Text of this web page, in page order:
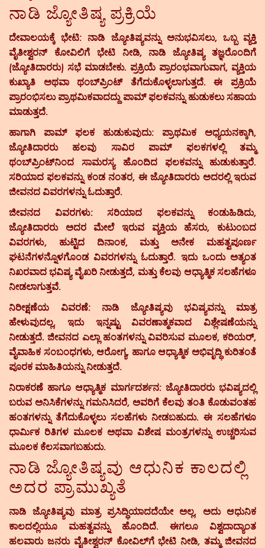
ನಾಡಿ ಜ್ಯೋತಿಷ್ಯ ಪ್ರಕ್ರಿಯೆ
ದೇವಾಲಯಕ್ಕೆ ಭೇಟಿ: ನಾಡಿ ಜ್ಯೋತಿಷ್ಯವನ್ನು ಅನುಭವಿಸಲು, ಒಬ್ಬ ವ್ಯಕ್ತಿ
ವೈತೀಶ್ವರನ್ ಕೋವಿಲಿಗೆ ಭೇಟಿ ನೀಡಿ, ನಾಡಿ ಜ್ಯೋತಿಷ್ಯ ತಜ್ಞರೊಂದಿಗೆ
(ಜ್ಯೋತಿದಾರರು) ಸಭೆ ಮಾಡಬೇಕು. ಪ್ರಕ್ರಿಯೆ ಪ್ರಾರಂಭವಾಗುವಾಗ, ವ್ಯಕ್ತಿಯ
ಕುಖ್ಯಾತಿ ಅಥವಾ ಥಂಬ್‌ಪ್ರಿಂಟ್ ತೆಗೆದುಕೊಳ್ಳಲಾಗುತ್ತದೆ. ಈ ಪ್ರಕ್ರಿಯೆ
ಪ್ರಾರಂಭಿಸಲು ಪ್ರಾಥಮಿಕವಾದದ್ದು ಪಾಮ್ ಫಲಕವನ್ನು ಹುಡುಕಲು ಸಹಾಯ
ಮಾಡುತ್ತದೆ.
ಹಾಗಾಗಿ ಪಾಮ್ ಫಲಕ ಹುಡುಕುವುದು: ಪ್ರಾಥಮಿಕ ಅಧ್ಯಯನಕ್ಕಾಗಿ,
ಜ್ಯೋತಿದಾರರು ಹಲವು ಸಾವಿರ ಪಾಮ್ ಫಲಕಗಳಲ್ಲಿ ತಮ್ಮ
ಥಂಬ್‌ಪ್ರಿಂಟ್‌ನಿಂದ ಸಾಮರಸ್ಯ ಹೊಂದಿದ ಫಲಕವನ್ನು ಹುಡುಕುತ್ತಾರೆ.
ಸರಿಯಾದ ಫಲಕವನ್ನು ಕಂಡ ನಂತರ, ಈ ಜ್ಯೋತಿದಾರರು ಅದರಲ್ಲಿ ಇರುವ
ಜೀವನದ ವಿವರಗಳನ್ನು ಓದುತ್ತಾರೆ.
ಜೀವನದ ವಿವರಗಳು:ಸರಿಯಾದ ಫಲಕವನ್ನು ಕಂಡುಹಿಡಿದು,
ಜ್ಯೋತಿದಾರರು ಅದರ ಮೇಲೆ ಇರುವ ವ್ಯಕ್ತಿಯ ಹೆಸರು, ಕುಟುಂಬದ
ವಿವರಗಳು, ಹುಟ್ಟಿದ ದಿನಾಂಕ, ಮತ್ತು ಅನೇಕ ಮಹತ್ವಪೂರ್ಣ
ಘಟನೆಗಳನ್ನೊಳಗೊಂಡ ವಿವರಗಳನ್ನು ಓದುತ್ತಾರೆ. ಇದು ಒಂದು ಅತ್ಯಂತ
ನಿಖರವಾದ ಭವಿಷ್ಯ ವೈಖರಿ ನೀಡುತ್ತದೆ, ಮತ್ತು ಕೆಲವು ಆಧ್ಯಾತ್ಮಿಕ ಸಲಹೆಗಳೂ
ನೀಡಲಾಗುತ್ತವೆ.
ನಿರೀಕ್ಷಣೆಯ ವಿವರಣೆ:ನಾಡಿ ಜ್ಯೋತಿಷ್ಯವು ಭವಿಷ್ಯವನ್ನು ಮಾತ್ರ
ಹೇಳುವುದಲ್ಲ, ಇದು ಇನ್ನಷ್ಟು ವಿವರಣಾತ್ಮಕವಾದ ವಿಶ್ಲೇಷಣೆಯನ್ನು
ನೀಡುತ್ತದೆ. ಜೀವನದ ಎಲ್ಲಾ ಹಂತಗಳನ್ನು ವಿವರಿಸುವ ಮೂಲಕ, ಕರಿಯರ್,
ವೈವಾಹಿಕ ಸಂಬಂಧಗಳು, ಆರೋಗ್ಯ, ಹಾಗೂ ಆಧ್ಯಾತ್ಮಿಕ ಅಭಿವೃದ್ಧಿ ಕುರಿತಂತೆ
ಪೂರಕ ಮಾಹಿತಿಯನ್ನು ನೀಡುತ್ತದೆ.
ನಿರಾಕರಣೆ ಹಾಗೂ ಆಧ್ಯಾತ್ಮಿಕ ಮಾರ್ಗದರ್ಶನ:ಜ್ಯೋತಿದಾರರು ಭವಿಷ್ಯದಲ್ಲಿ
ಬರುವ ಅನಿಸಿಕೆಗಳನ್ನು ಗಮನಿಸಿದರೆ, ಅವರಿಗೆ ಕೆಲವು ತಂತಿ ಕೊಡುವಂತಹ
ಹಂತಗಳನ್ನು ತೆಗೆದುಕೊಳ್ಳಲು ಸಲಹೆಗಳು ನೀಡಬಹುದು. ಈ ಸಲಹೆಗಳೂ
ಧಾರ್ಮಿಕ ರಿತಿಗಳ ಮೂಲಕ ಅಥವಾ ವಿಶೇಷ ಮಂತ್ರಗಳನ್ನು ಉಚ್ಚರಿಸುವ
ಮೂಲಕ ಕೆಲಸವಾಗಬಹುದು.
ನಾಡಿ ಜ್ಯೋತಿಷ್ಯವು ಆಧುನಿಕ ಕಾಲದಲ್ಲಿ
ಅದರ ಪ್ರಾಮುಖ್ಯತೆ
ನಾಡಿ ಜ್ಯೋತಿಷ್ಯವು ಮಾತ್ರ ಪ್ರಸಿದ್ಧಿಯಾದದೆಯೇ ಅಲ್ಲ, ಅದು ಆಧುನಿಕ
ಕಾಲದಲ್ಲಿಯೂ ಮಹತ್ವವನ್ನು ಹೊಂದಿದೆ. ಈಗಲೂ ವಿಶ್ವದಾದ್ಯಾಂತ
ಹಲವಾರು ಜನರು ವೈತೀಶ್ವರನ್ ಕೋವಿಲ್‌ಗೆ ಭೇಟಿ ನೀಡಿ, ತಮ್ಮ ಜೀವನದ